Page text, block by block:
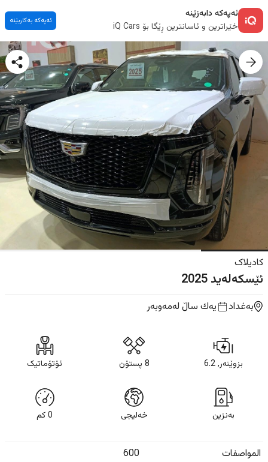
ئەپەکە دابەزێنە
خێراترین و ئاسانترین ڕێگا بۆ iQ Cars
ئەپەکە بەکاربێنە
کادیلاک
ئێسکەلەید2025
بەغداد یه‌ك ساڵ لەمەوبەر
بزوێنەر, 6.2 8 پستۆن ئۆتۆماتیک
بەنزین خەلیجی 0كم
المواصفات
600